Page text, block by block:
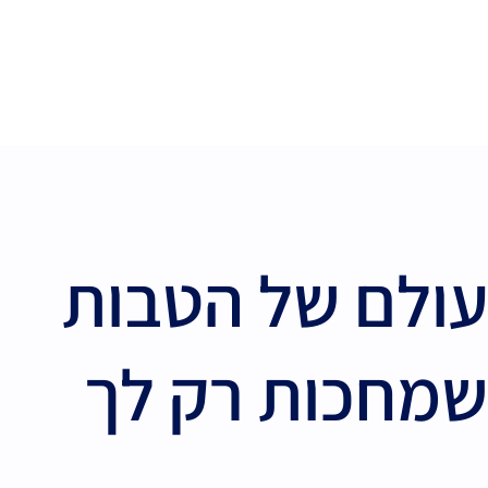
עולם של הטבות
שמחכות רק לך